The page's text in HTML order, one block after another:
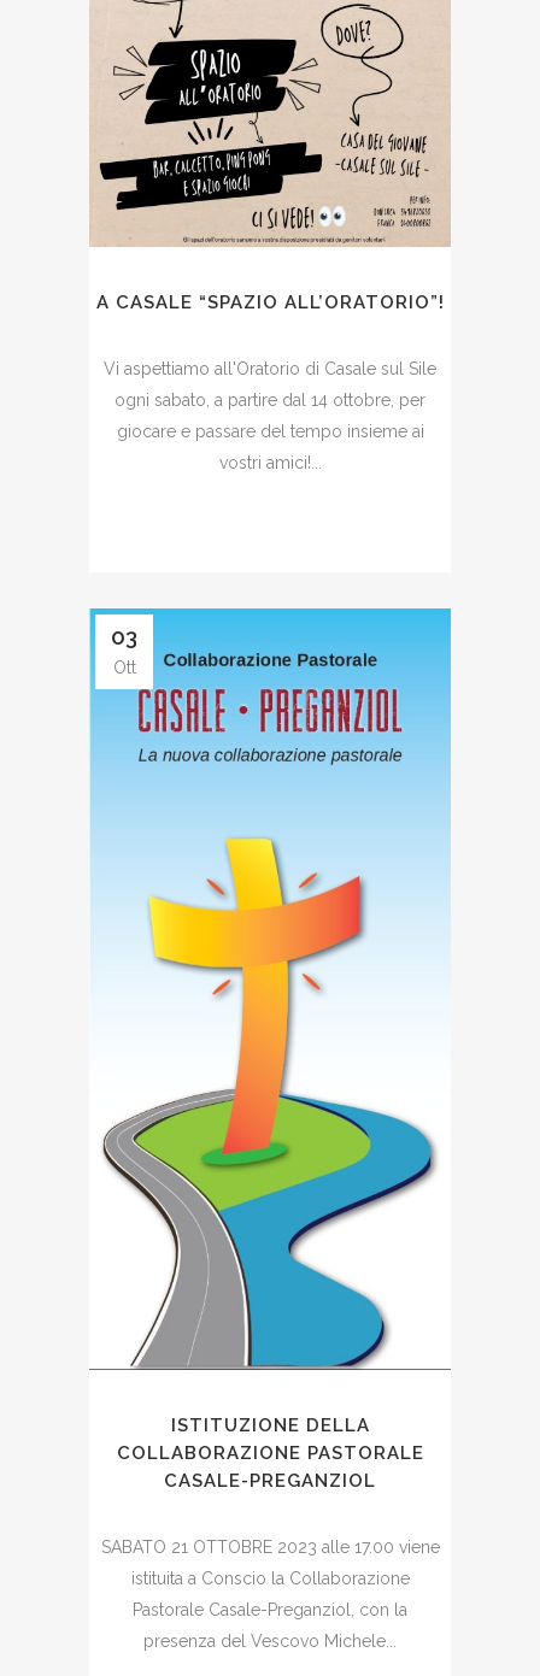
A CASALE “SPAZIO ALL’ORATORIO”!
Vi aspettiamo all'Oratorio di Casale sul Sile
ogni sabato, a partire dal 14 ottobre, per
giocare e passare del tempo insieme ai
vostri amici!...
03
Ott
ISTITUZIONE DELLA
COLLABORAZIONE PASTORALE
CASALE-PREGANZIOL
SABATO 21 OTTOBRE 2023 alle 17.00 viene
istituita a Conscio la Collaborazione
Pastorale Casale-Preganziol, con la
presenza del Vescovo Michele...